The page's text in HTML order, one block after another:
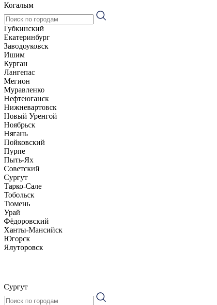
Когалым
Губкинский
Екатеринбург
Заводоуковск
Ишим
Курган
Лангепас
Мегион
Муравленко
Нефтеюганск
Нижневартовск
Новый Уренгой
Ноябрьск
Нягань
Пойковский
Пурпе
Пыть-Ях
Советский
Сургут
Тарко-Сале
Тобольск
Тюмень
Урай
Фёдоровский
Ханты-Мансийск
Югорск
Ялуторовск
Сургут